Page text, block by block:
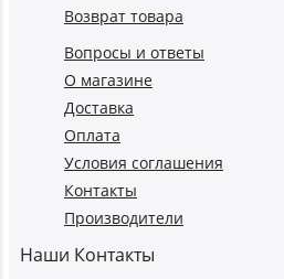
Возврат товара
Вопросы и ответы
О магазине
Доставка
Оплата
Условия соглашения
Контакты
Производители
Наши Контакты